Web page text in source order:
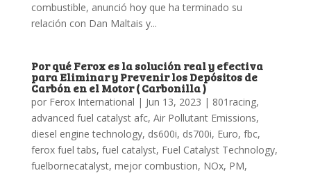
combustible, anunció hoy que ha terminado su
relación con Dan Maltais y...
Por qué Ferox es la solución real y efectiva
para Eliminar y Prevenir los Depósitos de
Carbón en el Motor ( Carbonilla )
por Ferox International | Jun 13, 2023 | 801racing,
advanced fuel catalyst afc, Air Pollutant Emissions,
diesel engine technology, ds600i, ds700i, Euro, fbc,
ferox fuel tabs, fuel catalyst, Fuel Catalyst Technology,
fuelbornecatalyst, mejor combustion, NOx, PM,